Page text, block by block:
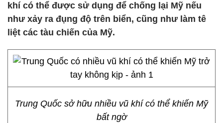
khí có thể được sử dụng để chống lại Mỹ nếu
như xảy ra đụng độ trên biển, cũng như làm tê
liệt các tàu chiến của Mỹ.
Trung Quốc sở hữu nhiều vũ khí có thể khiến Mỹ
bất ngờ